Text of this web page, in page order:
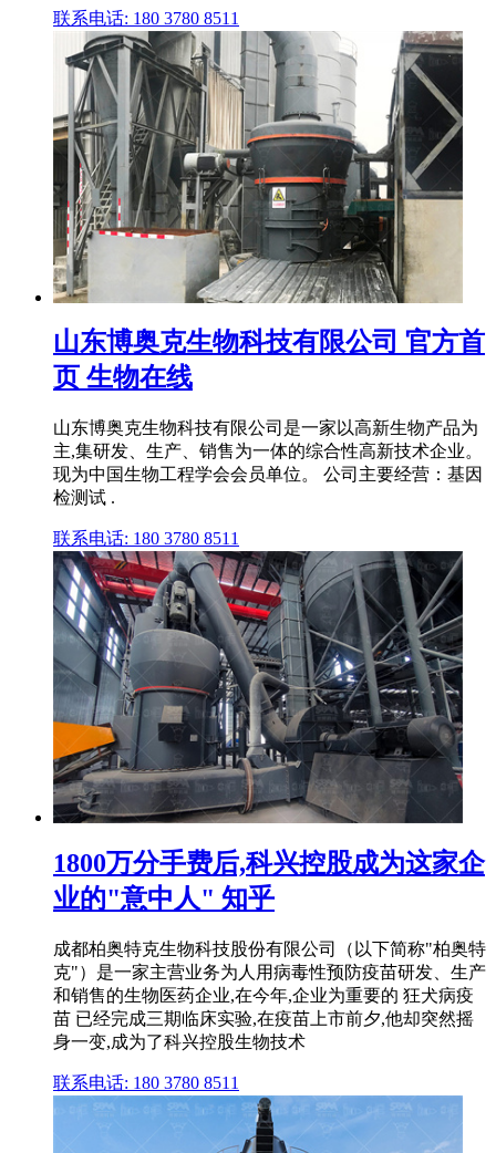
联系电话: 180 3780 8511
山东博奥克生物科技有限公司 官方首
页 生物在线
山东博奥克生物科技有限公司是一家以高新生物产品为
主,集研发、生产、销售为一体的综合性高新技术企业。
现为中国生物工程学会会员单位。 公司主要经营：基因
检测试 .
联系电话: 180 3780 8511
1800万分手费后,科兴控股成为这家企
业的"意中人" 知乎
成都柏奥特克生物科技股份有限公司（以下简称"柏奥特
克"）是一家主营业务为人用病毒性预防疫苗研发、生产
和销售的生物医药企业,在今年,企业为重要的 狂犬病疫
苗 已经完成三期临床实验,在疫苗上市前夕,他却突然摇
身一变,成为了科兴控股生物技术
联系电话: 180 3780 8511